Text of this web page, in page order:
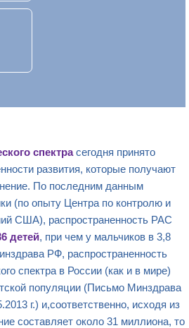
спектра сегодня принято
развития, которые получают
По последним данным
(по опыту Центра по контролю и
США), распространенность РАС
детей, при чем у мальчиков в 3,8
РФ, распространенность
спектра в России (как и в мире)
популяции (Письмо Минздрава
г.) и,соответственно, исходя из
составляет около 31 миллиона, то